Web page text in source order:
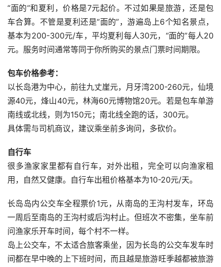
“面的”和夏利，价格是7元起价。不过如果是旅游，还是包
车合算。不管是夏利还是“面的”，游遍岛上6个知名景点，
基本为200-300元/车，平均夏利每人30元，“面的”每人20
元。服务时间通常等同于你所购买的景点门票时间期限。
包车价格参考：
以长岛港为中心，前往九丈崖元，月牙湾200-260元，仙境
源40元，烽山40元，林海60元博物馆20元。若是包车单游
南线或北线，则为150元；南北线全跑的话，300元。
具体需与司机商议，建议乘坐前多询问，多砍价。
自行车
很多渔家家里都有自行车，对外出租，完全可以向渔家租
用，自然又健康。自行车出租价格基本为10-20元/天。
长岛岛内公交车全程票价1元，从南岛的王沟村发车，环岛
一周后至南岛的王沟村或后沟村止。但班次不密集，坐车前
问渔家乐开车时间，每个村不一样。
岛上公交车，不太适合旅客乘坐，因为长岛的公交车发车时
间都在早中晚的上下班时间，而且越是旅游旺季越都被旅游